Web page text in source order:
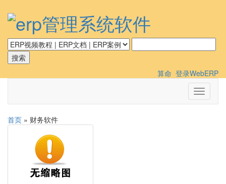
算命 登录WebERP
切
换
首页 » 财务软件